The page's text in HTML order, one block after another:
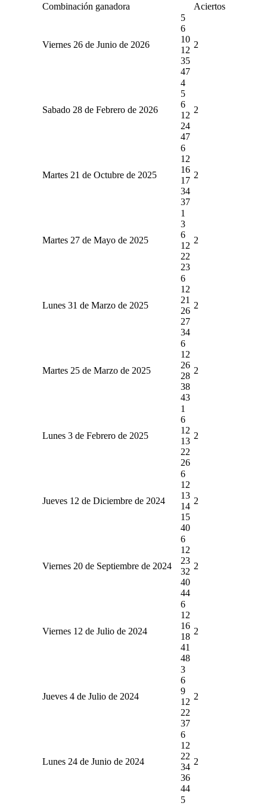
Combinación ganadora Aciertos
Viernes 26 de Junio de 2026
5
6
10
12
35
47
2
Sabado 28 de Febrero de 2026
4
5
6
12
24
47
2
Martes 21 de Octubre de 2025
6
12
16
17
34
37
2
Martes 27 de Mayo de 2025
1
3
6
12
22
23
2
Lunes 31 de Marzo de 2025
6
12
21
26
27
34
2
Martes 25 de Marzo de 2025
6
12
26
28
38
43
2
Lunes 3 de Febrero de 2025
1
6
12
13
22
26
2
Jueves 12 de Diciembre de 2024
6
12
13
14
15
40
2
Viernes 20 de Septiembre de 2024
6
12
23
32
40
44
2
Viernes 12 de Julio de 2024
6
12
16
18
41
48
2
Jueves 4 de Julio de 2024
3
6
9
12
22
37
2
Lunes 24 de Junio de 2024
6
12
22
34
36
44
2
5